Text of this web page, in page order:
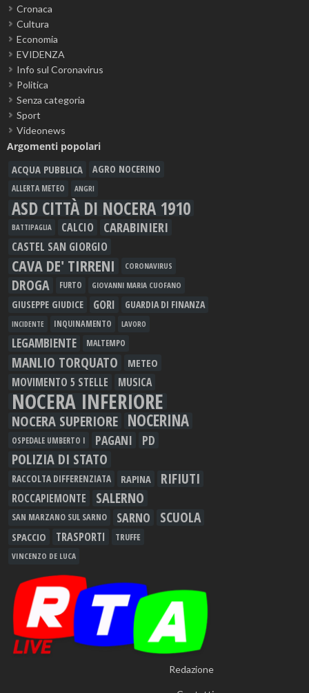
Cronaca
Cultura
Economia
EVIDENZA
Info sul Coronavirus
Politica
Senza categoria
Sport
Videonews
Argomenti popolari
ACQUA PUBBLICA AGRO NOCERINO
ALLERTA METEO ANGRI
ASD CITTÀ DI NOCERA 1910
BATTIPAGLIA CALCIO CARABINIERI
CASTEL SAN GIORGIO
CAVA DE' TIRRENI CORONAVIRUS
DROGA FURTO GIOVANNI MARIA CUOFANO
GIUSEPPE GIUDICE GORI GUARDIA DI FINANZA
INCIDENTE INQUINAMENTO LAVORO
LEGAMBIENTE MALTEMPO
MANLIO TORQUATO METEO
MOVIMENTO 5 STELLE MUSICA
NOCERA INFERIORE
NOCERA SUPERIORE NOCERINA
OSPEDALE UMBERTO I PAGANI PD
POLIZIA DI STATO
RACCOLTA DIFFERENZIATA RAPINA RIFIUTI
ROCCAPIEMONTE SALERNO
SAN MARZANO SUL SARNO SARNO SCUOLA
SPACCIO TRASPORTI TRUFFE
VINCENZO DE LUCA
Redazione